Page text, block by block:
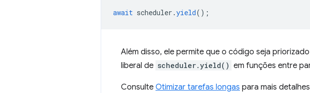
await scheduler .yield();
Além disso, ele permite que o código seja
liberal de scheduler.yield() em funções entre
Consulte Otimizar tarefas longas para mais